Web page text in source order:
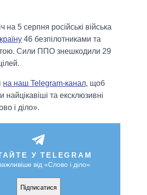
на 5 серпня російські війська
46 безпілотниками та
Сили ППО знешкодили 29
на наш Telegram-канал, щоб
найцікавіші та ексклюзивні
і діло».
У TELEGRAM
від «Слово і діло»
Підписатися